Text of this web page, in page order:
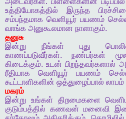
உத்தியோகத்தில்
இருந்த
சம்பந்தமாக வெளியூர் பயணம்
வாங்க அனுகூலமான நாளாகும்.
தனுசு
இன்று
நீங்கள் புது
காணப்படுவீர்கள்.நண்பர்கள்
கிடைக்கும்.உடன் பிறந்தவர்களால்
ரீதியாக
வெளியூர் பயணம்
கூட்டாளிகளின் ஒத்துழைப்பால் லாபம்
மகரம்
இன்று
உங்கள் திறமைகளை
குடும்பத்தில் கணவன் மனைவி